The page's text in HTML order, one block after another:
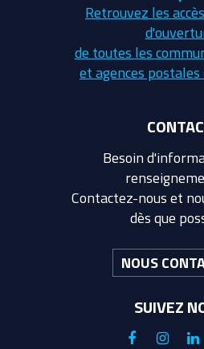
Retrouvez les
de toutes les
et agences
Besoin
Contactez-nous et
dès que
NOUS
SUIVEZ